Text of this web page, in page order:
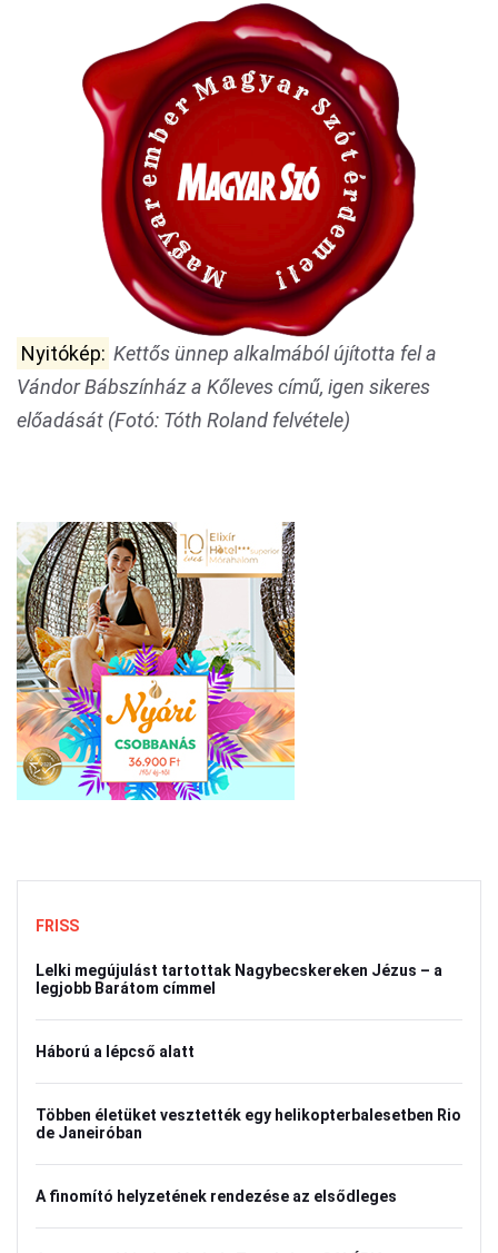
Nyitókép: Kettős ünnep alkalmából újította fel a
Vándor Bábszínház a Kőleves című, igen sikeres
előadását (Fotó: Tóth Roland felvétele)
FRISS
Lelki megújulást tartottak Nagybecskereken Jézus – a
legjobb Barátom címmel
Háború a lépcső alatt
Többen életüket vesztették egy helikopterbalesetben Rio
de Janeiróban
A finomító helyzetének rendezése az elsődleges